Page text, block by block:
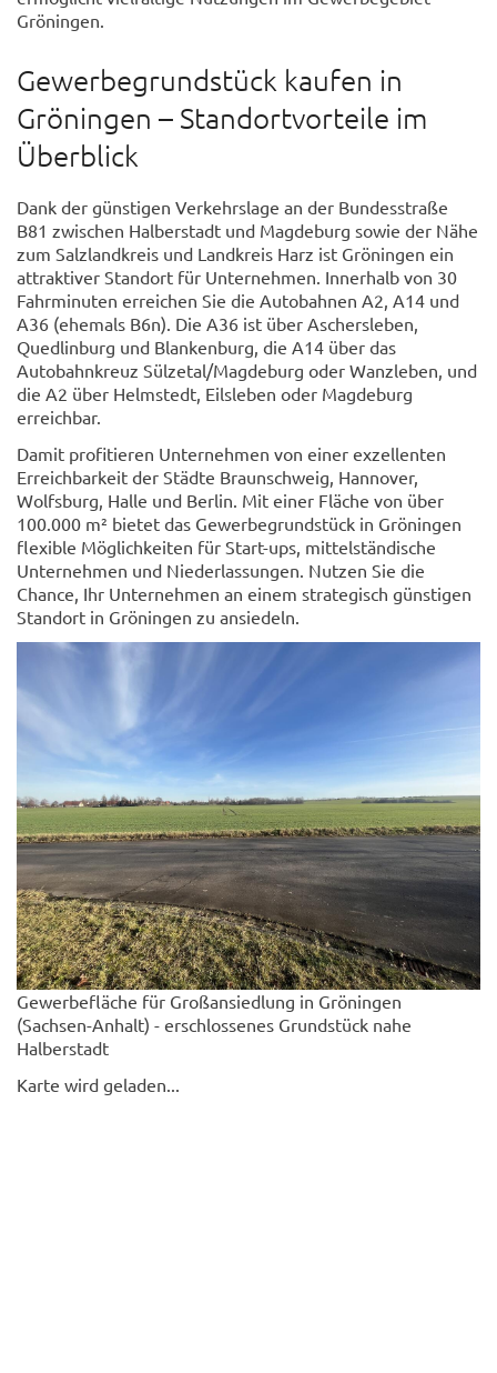
Gröningen.
Gewerbegrundstück kaufen in
Gröningen – Standortvorteile im
Überblick
Dank der günstigen Verkehrslage an der Bundesstraße
B81 zwischen Halberstadt und Magdeburg sowie der Nähe
zum Salzlandkreis und Landkreis Harz ist Gröningen ein
attraktiver Standort für Unternehmen. Innerhalb von 30
Fahrminuten erreichen Sie die Autobahnen A2, A14 und
A36 (ehemals B6n). Die A36 ist über Aschersleben,
Quedlinburg und Blankenburg, die A14 über das
Autobahnkreuz Sülzetal/Magdeburg oder Wanzleben, und
die A2 über Helmstedt, Eilsleben oder Magdeburg
erreichbar.
Damit profitieren Unternehmen von einer exzellenten
Erreichbarkeit der Städte Braunschweig, Hannover,
Wolfsburg, Halle und Berlin. Mit einer Fläche von über
100.000 m² bietet das Gewerbegrundstück in Gröningen
flexible Möglichkeiten für Start-ups, mittelständische
Unternehmen und Niederlassungen. Nutzen Sie die
Chance, Ihr Unternehmen an einem strategisch günstigen
Standort in Gröningen zu ansiedeln.
Gewerbefläche für Großansiedlung in Gröningen
(Sachsen-Anhalt) - erschlossenes Grundstück nahe
Halberstadt
Karte wird geladen...